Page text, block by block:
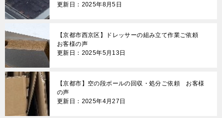
更新日：2025年8月5日
【京都市西京区】ドレッサーの組み立て作業ご依頼
お客様の声
更新日：2025年5月13日
【京都市】空の段ボールの回収・処分ご依頼 お客様
の声
更新日：2025年4月27日